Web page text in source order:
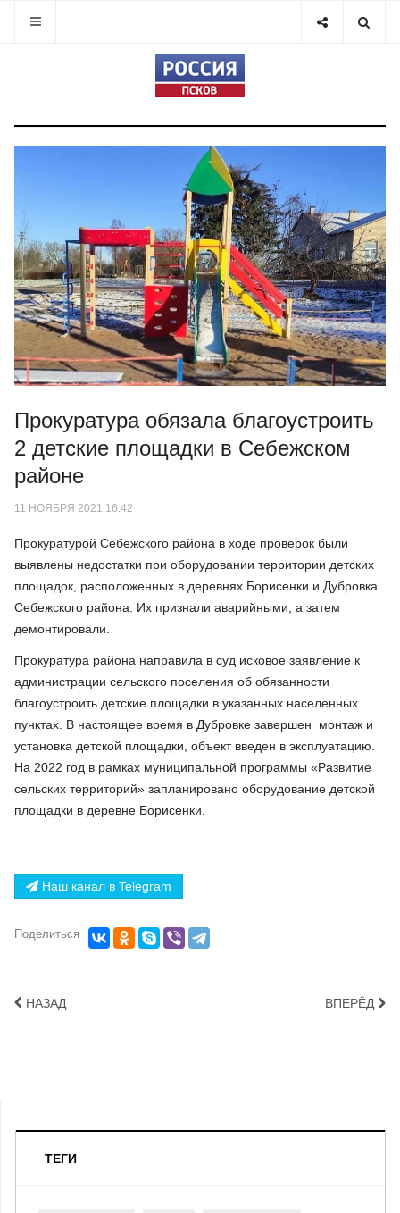
Прокуратура обязала благоустроить
2 детские площадки в Себежском
районе
11 НОЯБРЯ 2021 16:42
Прокуратурой Себежского района в ходе проверок были
выявлены недостатки при оборудовании территории детских
площадок, расположенных в деревнях Борисенки и Дубровка
Себежского района. Их признали аварийными, а затем
демонтировали.
Прокуратура района направила в суд исковое заявление к
администрации сельского поселения об обязанности
благоустроить детские площадки в указанных населенных
пунктах. В настоящее время в Дубровке завершен монтаж и
установка детской площадки, объект введен в эксплуатацию.
На 2022 год в рамках муниципальной программы «Развитие
сельских территорий» запланировано оборудование детской
площадки в деревне Борисенки.
Наш канал в Telegram
Поделиться
НАЗАД ВПЕРЁД
ТЕГИ